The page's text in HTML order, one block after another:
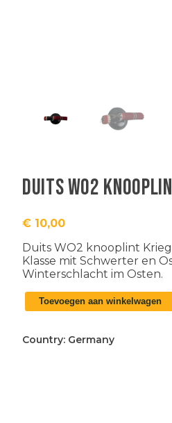
Duits WO2
€ 10,00
Duits WO2 knooplint
Klasse mit Schwerter en
Winterschlacht im Osten.
Duits
WO2
aantal
Toevoegen aan winkelwagen
Country: Germany